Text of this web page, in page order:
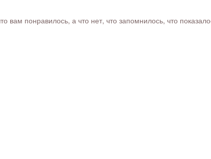
вам понравилось, а что нет, что запомнилось, что